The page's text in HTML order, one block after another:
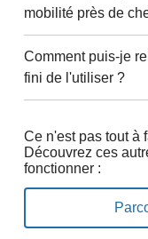
mobilité près de
Comment puis-je
fini de l'utiliser ?
Ce n'est pas tout à
Découvrez ces
fonctionner :